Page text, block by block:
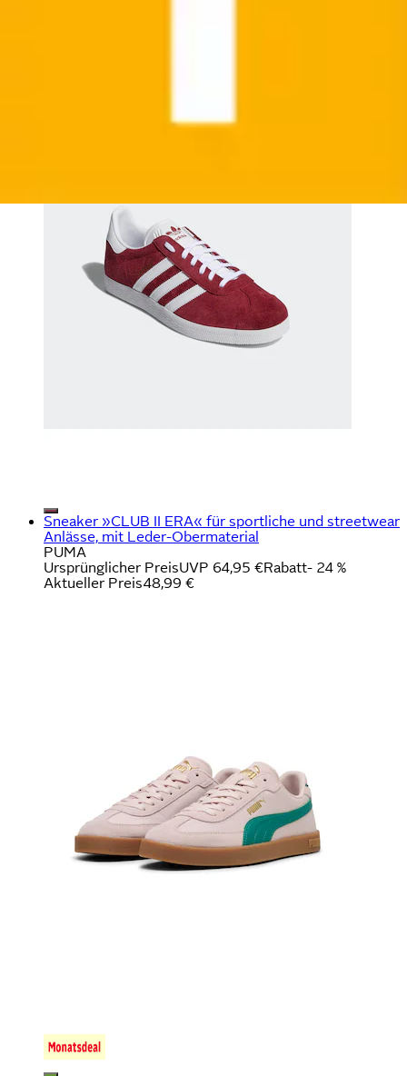
Sneaker »CLUB II ERA« für sportliche und streetwear
Anlässe, mit Leder-Obermaterial
PUMA
Ursprünglicher PreisUVP 64,95 €Rabatt- 24 %
Aktueller Preis48,99 €